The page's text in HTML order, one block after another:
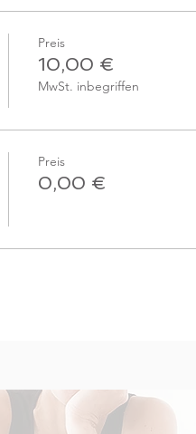
Preis
10,00 €
MwSt. inbegriffen
Preis
0,00 €